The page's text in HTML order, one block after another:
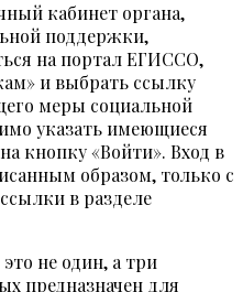
кабинет органа,
поддержки,
на портал ЕГИССО,
и выбрать ссылку
меры социальной
указать имеющиеся
кнопку «Войти». Вход в
образом, только с
в разделе
не один, а три
предназначен для